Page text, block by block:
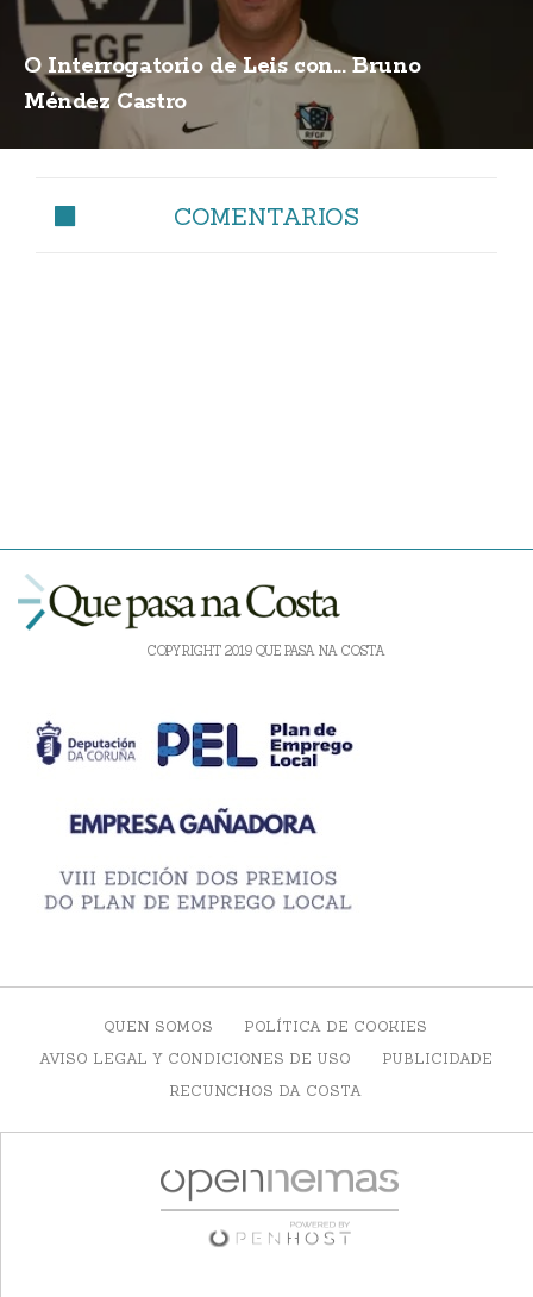
O Interrogatorio de Leis con... Bruno
Méndez Castro
COMENTARIOS
COPYRIGHT 2019 QUE PASA NA COSTA
QUEN SOMOS
POLÍTICA DE COOKIES
AVISO LEGAL Y CONDICIONES DE USO
PUBLICIDADE
RECUNCHOS DA COSTA